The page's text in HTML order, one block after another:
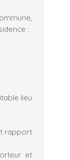
:
lieu
rapport
et